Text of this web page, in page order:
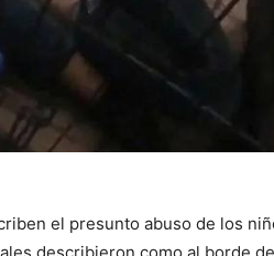
el presunto abuso de los